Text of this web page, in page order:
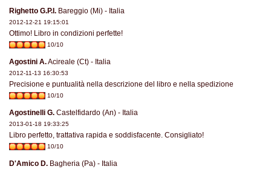
Righetto G.P.I. Bareggio (Mi) - Italia
2012-12-21 19:15:01
Ottimo! Libro in condizioni perfette!
10/10
Agostini A.Acireale (Ct) - Italia
2012-11-13 16:30:53
Precisione e puntualità nella descrizione del libro e nella spedizione
10/10
Agostinelli G. Castelfidardo (An) - Italia
2013-01-18 19:33:25
Libro perfetto, trattativa rapida e soddisfacente. Consigliato!
10/10
D'Amico D. Bagheria (Pa) - Italia